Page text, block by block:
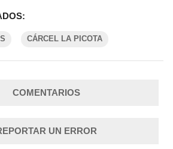
CÁRCEL LA PICOTA
COMENTARIOS
UN ERROR